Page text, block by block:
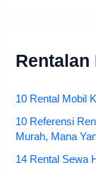
Rentalan
10 Rental Mobil
10 Referensi
Murah, Mana
14 Rental Sewa